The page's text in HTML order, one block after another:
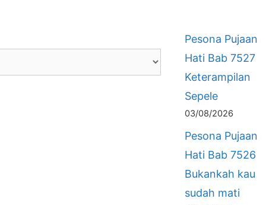
Pesona Pujaan
Hati Bab 7527
Keterampilan
Sepele
03/08/2026
Pesona Pujaan
Hati Bab 7526
Bukankah kau
sudah mati